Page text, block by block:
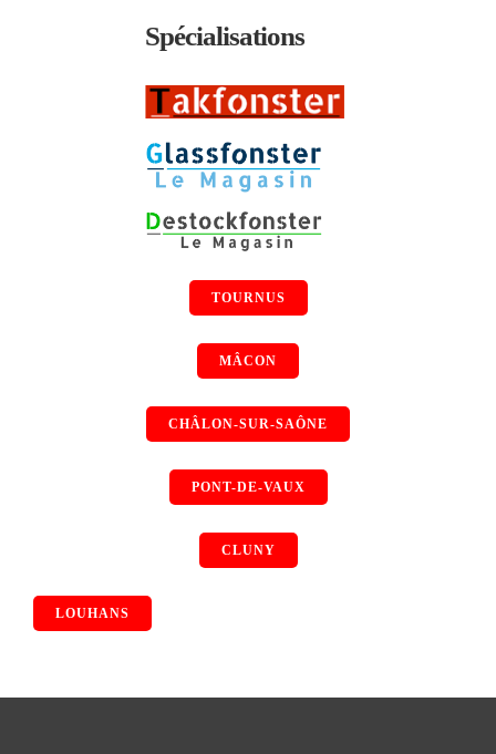
Spécialisations
TOURNUS
MÂCON
CHÂLON-SUR-SAÔNE
PONT-DE-VAUX
CLUNY
LOUHANS